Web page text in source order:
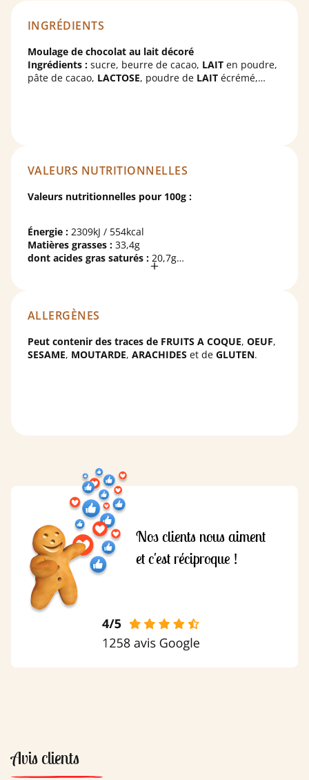
INGRÉDIENTS
Moulage de chocolat au lait décoré
Ingrédients : sucre, beurre de cacao, LAIT en poudre,
pâte de cacao, LACTOSE, poudre de LAIT écrémé,
VALEURS NUTRITIONNELLES
Valeurs nutritionnelles pour 100g :
Énergie : 2309kJ / 554kcal
Matières grasses : 33,4g
dont acides gras saturés : 20,7g
Sel : 0,191g
ALLERGÈNES
Peut contenir des traces de FRUITS A COQUE, OEUF,
SESAME, MOUTARDE, ARACHIDES et de GLUTEN.
Nos clients nous aiment
et c'est réciproque !
Avis clients